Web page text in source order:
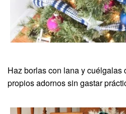
Haz borlas con lana y cuélgalas
propios adornos sin gastar